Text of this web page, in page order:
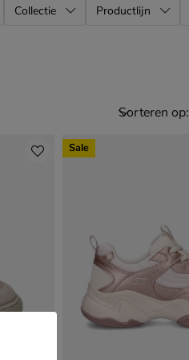
Collectie Productlijn
Sorteren op:
Sale